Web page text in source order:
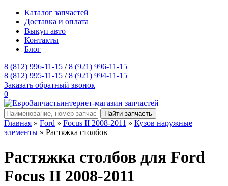
Каталог запчастей
Доставка и оплата
Выкуп авто
Контакты
Блог
8 (812) 996-11-15 /8 (921) 996-11-15
8 (812) 995-11-15 /8 (921) 994-11-15
Заказать обратный звонок
0
интернет-магазин запчастей
Главная » Ford » Focus II 2008-2011 » Кузов наружные
элементы » Растяжка столбов
Растяжка столбов для Ford
Focus II 2008-2011